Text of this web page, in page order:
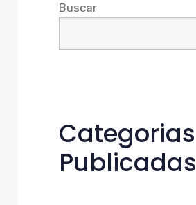
Buscar
Categorias
Publicadas